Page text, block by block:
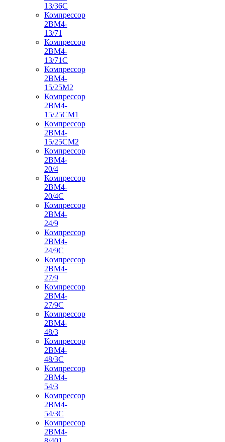
13/36С
Компрессор
2ВМ4-
13/71
Компрессор
2ВМ4-
13/71С
Компрессор
2ВМ4-
15/25М2
Компрессор
2ВМ4-
15/25СМ1
Компрессор
2ВМ4-
15/25СМ2
Компрессор
2ВМ4-
20/4
Компрессор
2ВМ4-
20/4С
Компрессор
2ВМ4-
24/9
Компрессор
2ВМ4-
24/9С
Компрессор
2ВМ4-
27/9
Компрессор
2ВМ4-
27/9С
Компрессор
2ВМ4-
48/3
Компрессор
2ВМ4-
48/3С
Компрессор
2ВМ4-
54/3
Компрессор
2ВМ4-
54/3С
Компрессор
2ВМ4-